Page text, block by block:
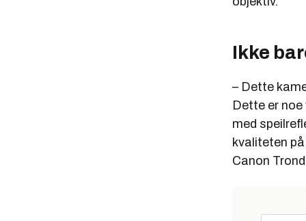
gjøre det
Det som
speilløse
Selv om
store
Ikke
– Dette
Dette er
med
kvaliteten
Canon